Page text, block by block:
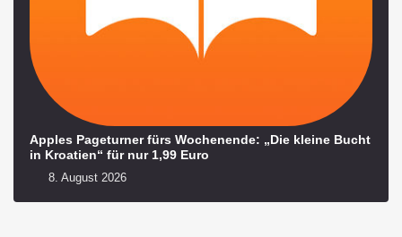
Apples Pageturner fürs Wochenende: „Die kleine Bucht
in Kroatien“ für nur 1,99 Euro
8. August 2026